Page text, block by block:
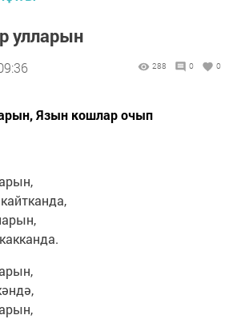
улларын
288 0 0
Язын кошлар очып